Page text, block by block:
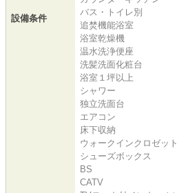
設備条件
バス・トイレ別
追焚機能浴室
浴室乾燥機
温水洗浄便座
洗髪洗面化粧台
浴室１坪以上
シャワー
独立洗面台
エアコン
床下収納
ウォークインクロゼット
シューズボックス
BS
CATV